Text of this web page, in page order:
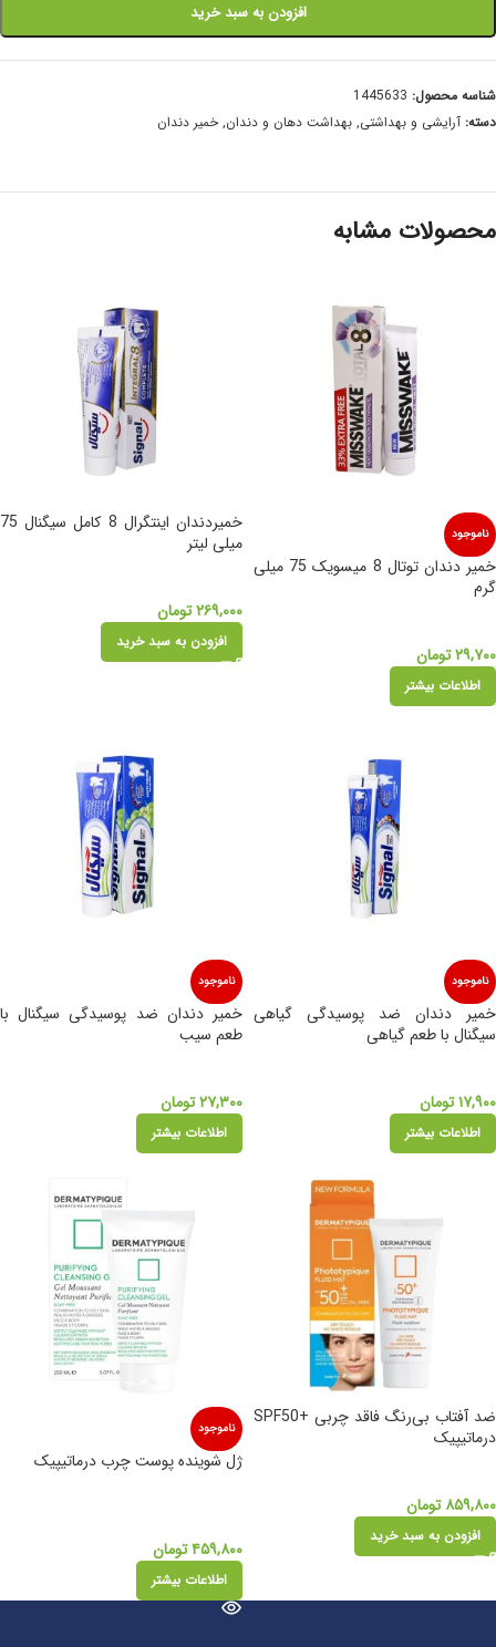
افزودن به سبد خرید
شناسه محصول: 1445633
دسته: آرایشی و بهداشتی, بهداشت دهان و دندان, خمیر دندان
محصولات مشابه
ناموجود
خمیر دندان توتال 8 میسویک 75 میلی
گرم
۲۹,۷۰۰تومان
اطلاعات بیشتر
خمیردندان اینتگرال 8 کامل سیگنال 75
میلی لیتر
۲۶۹,۰۰۰تومان
افزودن به سبد خرید
ناموجود
خمیر دندان ضد پوسیدگی گیاهی
سیگنال با طعم گیاهی
۱۷,۹۰۰تومان
اطلاعات بیشتر
ناموجود
خمیر دندان ضد‌ پوسیدگی سیگنال با
طعم سیب
۲۷,۳۰۰تومان
اطلاعات بیشتر
ضد آفتاب بی‌رنگ فاقد چربی +SPF50
درماتیپیک
۸۵۹,۸۰۰ تومان
افزودن به سبد خرید
ناموجود
ژل شوینده پوست چرب درماتیپیک
۴۵۹,۸۰۰تومان
اطلاعات بیشتر